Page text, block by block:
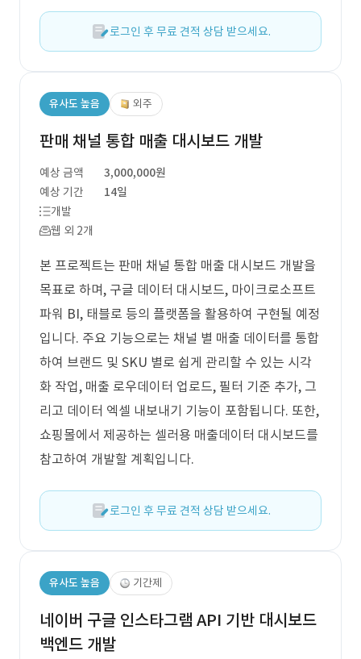
로그인 후 무료 견적 상담 받으세요.
유사도 높음 외주
판매 채널 통합 매출 대시보드 개발
예상 금액
3,000,000원
예상 기간
14일
개발
웹 외 2개
본 프로젝트는 판매 채널 통합 매출 대시보드 개발을
목표로 하며, 구글 데이터 대시보드, 마이크로소프트
파워 BI, 태블로 등의 플랫폼을 활용하여 구현될 예정
입니다. 주요 기능으로는 채널 별 매출 데이터를 통합
하여 브랜드 및 SKU 별로 쉽게 관리할 수 있는 시각
화 작업, 매출 로우데이터 업로드, 필터 기준 추가, 그
리고 데이터 엑셀 내보내기 기능이 포함됩니다. 또한,
쇼핑몰에서 제공하는 셀러용 매출데이터 대시보드를
참고하여 개발할 계획입니다.
로그인 후 무료 견적 상담 받으세요.
유사도 높음 기간제
네이버 구글 인스타그램 API 기반 대시보드
백엔드 개발